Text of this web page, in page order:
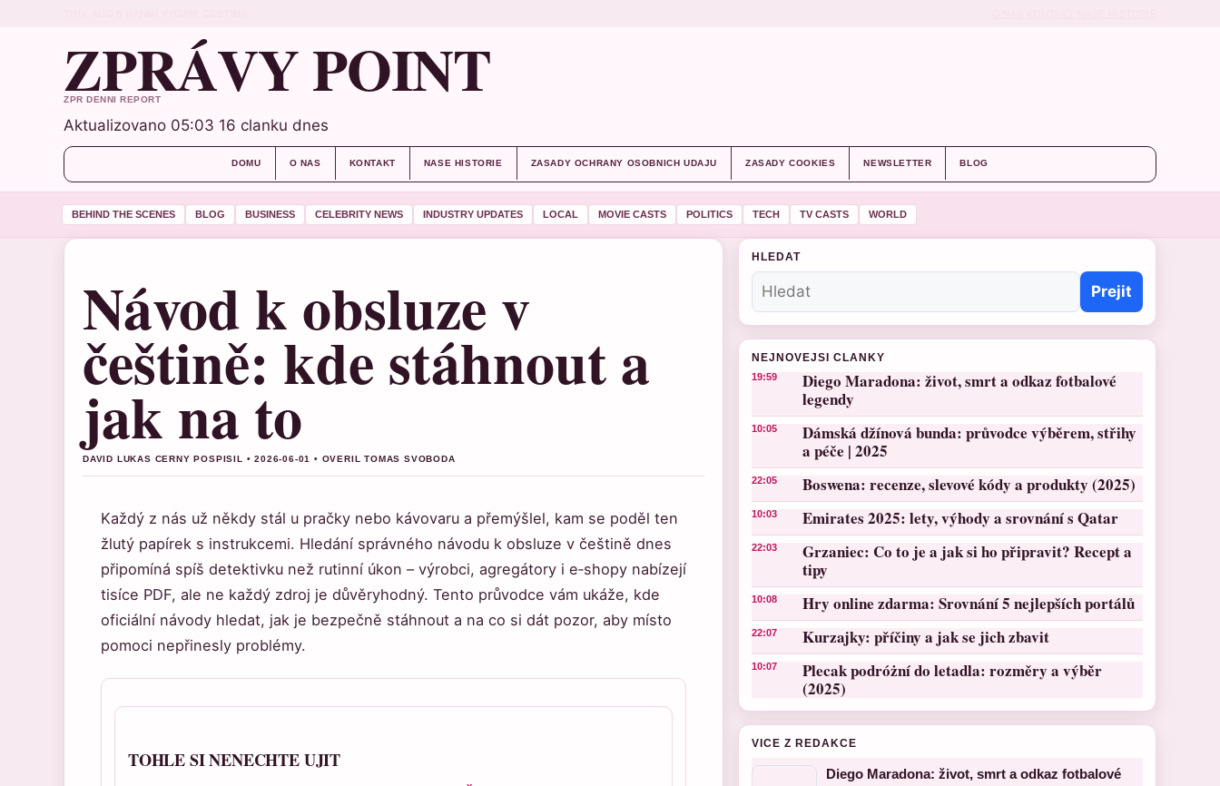
ZPRÁVY POINT
ZPR DENNI REPORT
Aktualizovano 05:03 16 clanku dnes
DOMU O NAS KONTAKT NASE HISTORIE ZASADY OCHRANY OSOBNICH UDAJU ZASADY COOKIES NEWSLETTER BLOG
BEHIND THE SCENES BLOG BUSINESS CELEBRITY NEWS INDUSTRY UPDATES LOCAL MOVIE CASTS POLITICS TECH TV CASTS WORLD
Návod k obsluze v
češtině: kde stáhnout a
jak na to
DAVID LUKAS CERNY POSPISIL • 2026-06-01 • OVERIL TOMAS SVOBODA
Každý z nás už někdy stál u pračky nebo kávovaru a přemýšlel, kam se poděl ten
žlutý papírek s instrukcemi. Hledání správného návodu k obsluze v češtině dnes
připomíná spíš detektivku než rutinní úkon – výrobci, agregátory i e‑shopy nabízejí
tisíce PDF, ale ne každý zdroj je důvěryhodný. Tento průvodce vám ukáže, kde
oficiální návody hledat, jak je bezpečně stáhnout a na co si dát pozor, aby místo
pomoci nepřinesly problémy.
TOHLE SI NENECHTE UJIT
HLEDAT
Prejit
NEJNOVEJSI CLANKY
19:59
Diego Maradona: život, smrt a odkaz fotbalové
legendy
10:05
Dámská džínová bunda: průvodce výběrem, střihy
a péče | 2025
22:05 Boswena: recenze, slevové kódy a produkty (2025)
10:03 Emirates 2025: lety, výhody a srovnání s Qatar
22:03
Grzaniec: Co to je a jak si ho připravit? Recept a
tipy
10:08 Hry online zdarma: Srovnání 5 nejlepších portálů
22:07 Kurzajky: příčiny a jak se jich zbavit
10:07
Plecak podróżní do letadla: rozměry a výběr
(2025)
VICE Z REDAKCE
Diego Maradona: život, smrt a odkaz fotbalové